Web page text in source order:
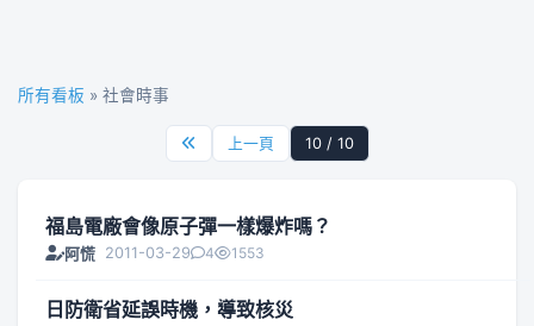
所有看板 » 社會時事
上一頁 10 / 10
福島電廠會像原子彈一樣爆炸嗎？
阿慌 2011-03-29 4 1553
日防衛省延誤時機，導致核災